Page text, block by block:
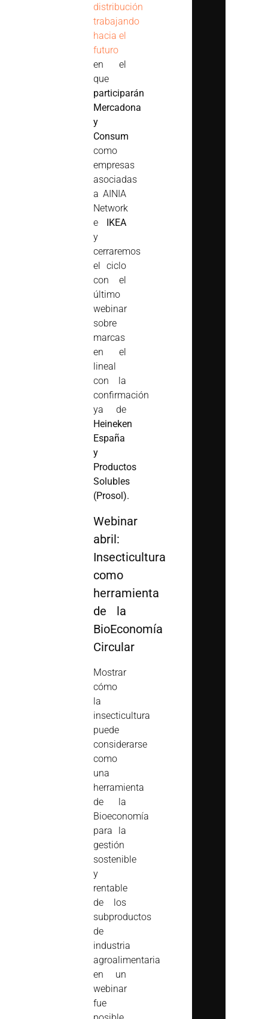
distribución
trabajando
hacia el
futuro
en el
que
participarán
Mercadona
y
Consum
como
empresas
asociadas
a AINIA
Network
eIKEA
y
cerraremos
el ciclo
con el
último
webinar
sobre
marcas
en el
lineal
con la
confirmación
ya de
Heineken
España
y
Productos
Solubles
(Prosol).
Webinar
abril:
Insecticultura
como
herramienta
de la
BioEconomía
Circular
Mostrar
cómo
la
insecticultura
puede
considerarse
como
una
herramienta
de la
Bioeconomía
para la
gestión
sostenible
y
rentable
de los
subproductos
de
industria
agroalimentaria
en un
webinar
fue